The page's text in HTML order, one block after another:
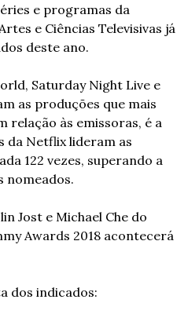
e programas da
e Ciências Televisivas já
deste ano.
Saturday Night Live e
as produções que mais
relação às emissoras, é a
da Netflix lideram as
122 vezes, superando a
nomeados.
Jost e Michael Che do
Awards 2018 acontecerá
dos indicados: